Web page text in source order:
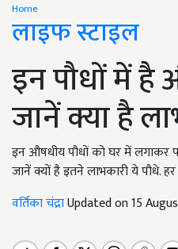
Home
लाइफ स्टाइल
इन पौधों में
जानें क्या है
इन औषधीय पौधों को घर में लगाकर
जानें क्यों है इतने लाभकारी ये
वर्तिका चंद्राUpdated on 15